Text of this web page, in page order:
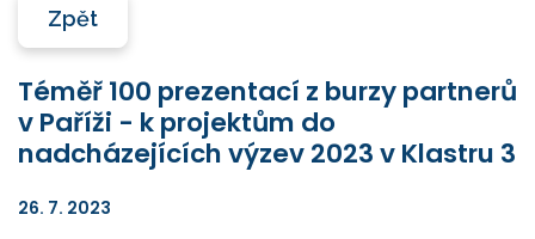
Zpět
Téměř 100 prezentací z burzy partnerů
v Paříži - k projektům do
nadcházejících výzev 2023 v Klastru 3
26. 7. 2023